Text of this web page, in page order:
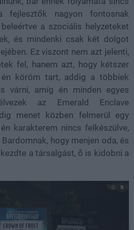
fejlesztők nagyon fontosnak
a szociális helyzeteket
és mindenki csak két dolgot
Ez viszont nem azt jelenti,
fel, hanem azt, hogy kétszer
én köröm tart, addig a többiek
várni, amíg én minden egyes
az Emerald Enclave
menet közben felmerül egy
karakterem nincs felkészülve,
hogy menjen oda, és
a társalgást, ő is kidobni a